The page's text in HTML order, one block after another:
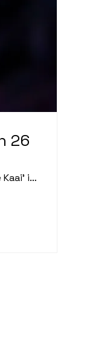
Rotterdam, 'De Kaai' in Google Maps